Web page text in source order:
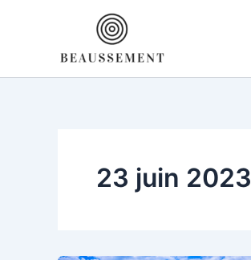
23 juin 2023